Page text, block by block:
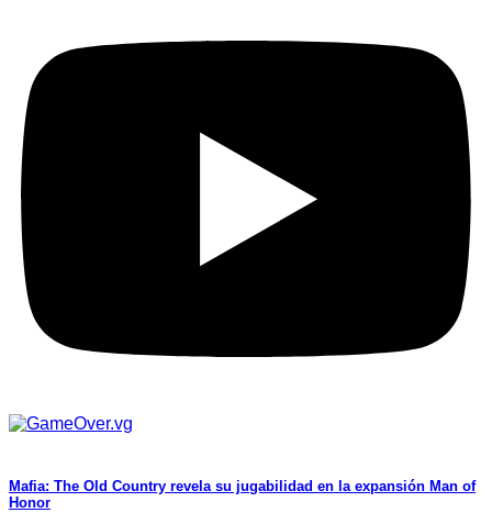
Mafia: The Old Country revela su jugabilidad en la expansión Man of
Honor